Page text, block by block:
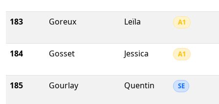
183 Goreux Leïla A1
184 Gosset Jessica A1
185 Gourlay Quentin SE